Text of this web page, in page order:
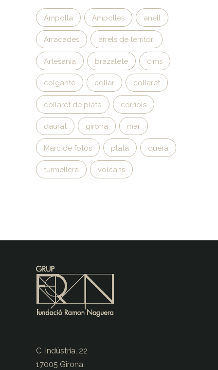
Ampolla Ampolles anell
Arracades arrels de territori
Artesania brazalete cims
colgante collar collaret
collaret de plata corriols
daurat girona mar
Marc de fotos plata quera
turmellera volcans
C. Indústria, 22
17005 Girona